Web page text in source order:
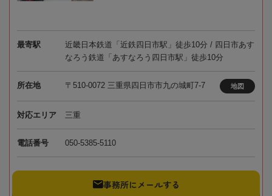
最寄駅
近畿日本鉄道「近鉄四日市駅」徒歩10分 / 四日市あす
なろう鉄道「あすなろう四日市駅」徒歩10分
所在地 〒510-0072 三重県四日市市九の城町7-7 地図
対応エリア 三重
電話番号 050-5385-5110
事務所にメールする